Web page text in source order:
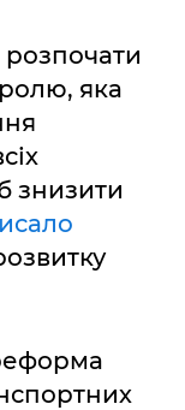
розпочати
яка
знизити